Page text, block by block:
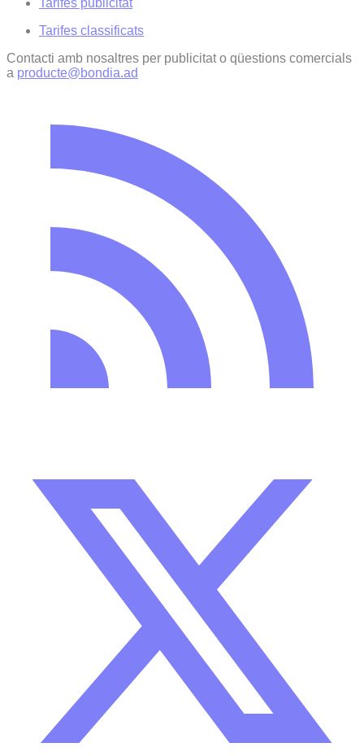
Tarifes publicitat
Tarifes classificats
Contacti amb nosaltres per publicitat o qüestions comercials
a producte@bondia.ad